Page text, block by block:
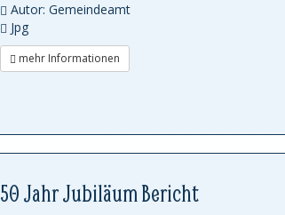
Autor: Gemeindeamt
Jpg
mehr Informationen
50 Jahr Jubiläum Bericht